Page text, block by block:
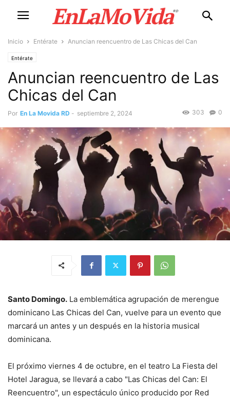
Inicio Entérate Anuncian reencuentro de Las Chicas del Can
Entérate
Anuncian reencuentro de Las
Chicas del Can
Por En La Movida RD - septiembre 2, 2024 0
303
Santo Domingo. La emblemática agrupación de merengue
dominicano Las Chicas del Can, vuelve para un evento que
marcará un antes y un después en la historia musical
dominicana.
El próximo viernes 4 de octubre, en el teatro La Fiesta del
Hotel Jaragua, se llevará a cabo "Las Chicas del Can: El
Reencuentro", un espectáculo único producido por Red